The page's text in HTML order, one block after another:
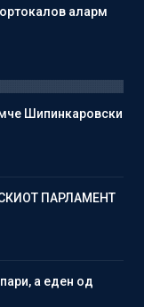
аларм
Шипинкаровски
ПАРЛАМЕНТ
а еден од